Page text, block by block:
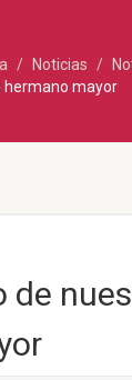
Noticias
hermano mayor
de